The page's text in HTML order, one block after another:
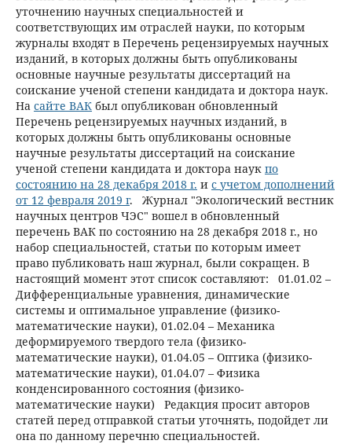
уточнению научных специальностей и
соответствующих им отраслей науки, по которым
журналы входят в Перечень рецензируемых научных
изданий, в которых должны быть опубликованы
основные научные результаты диссертаций на
соискание ученой степени кандидата и доктора наук.
На сайте ВАКбыл опубликован обновленный
Перечень рецензируемых научных изданий, в
которых должны быть опубликованы основные
научные результаты диссертаций на соискание
ученой степени кандидата и доктора наук по
состоянию на 28 декабря 2018 г. и с учетом дополнений
от 12 февраля 2019 г. Журнал "Экологический вестник
научных центров ЧЭС" вошел в обновленный
перечень ВАК по состоянию на 28 декабря 2018 г., но
набор специальностей, статьи по которым имеет
право публиковать наш журнал, были сокращен. В
настоящий момент этот список составляют: 01.01.02 –
Дифференциальные уравнения, динамические
системы и оптимальное управление (физико-
математические науки), 01.02.04 – Механика
деформируемого твердого тела (физико-
математические науки), 01.04.05 – Оптика (физико-
математические науки), 01.04.07 – Физика
конденсированного состояния (физико-
математические науки) Редакция просит авторов
статей перед отправкой статьи уточнять, подойдет ли
она по данному перечню специальностей.